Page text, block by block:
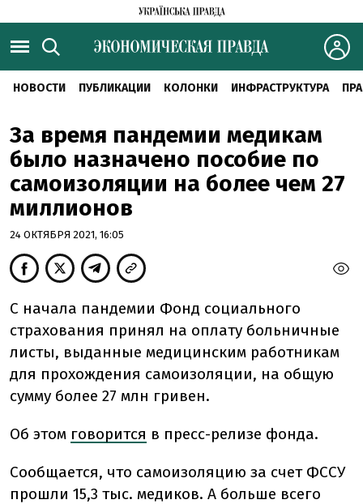
НОВОСТИ ПУБЛИКАЦИИ КОЛОНКИ ИНФРАСТРУКТУРА
За время пандемии медикам
было назначено пособие по
самоизоляции на более чем 27
миллионов
24 ОКТЯБРЯ 2021, 16:05
С начала пандемии Фонд социального
страхования принял на оплату больничные
листы, выданные медицинским работникам
для прохождения самоизоляции, на общую
сумму более 27 млн ​​гривен.
Об этом говорится в пресс-релизе фонда.
Сообщается, что самоизоляцию за счет ФССУ
прошли 15,3 тыс. медиков. А больше всего